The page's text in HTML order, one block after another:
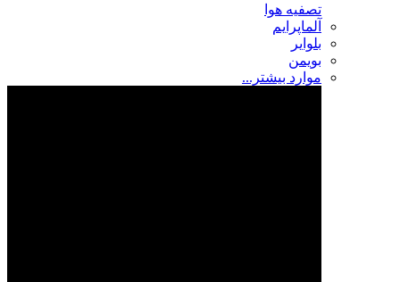
تصفیه هوا
آلماپرایم
بلوایر
بویمن
موارد بیشتر...